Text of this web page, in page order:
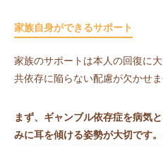
家族自身ができるサポート
家族のサポートは本人の回復に
共依存に陥らない配慮が欠かせま
まず、ギャンブル依存症を病気
みに耳を傾ける姿勢が大切です。